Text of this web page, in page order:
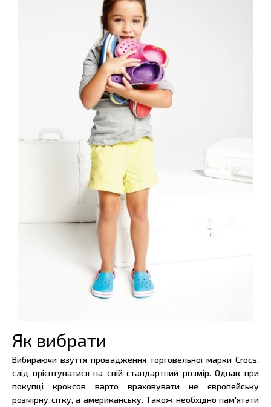
Як вибрати
Вибираючи взуття провадження торговельної марки Crocs,
слід орієнтуватися на свій стандартний розмір. Однак при
покупці кроксов варто враховувати не європейську
розмірну сітку, а американську. Також необхідно пам'ятати